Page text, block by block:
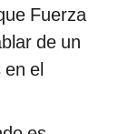
Fuerza
de un
en el